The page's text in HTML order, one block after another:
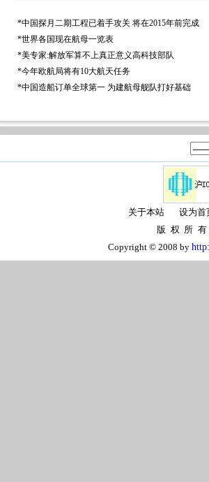
*中国探月二期工程已着手攻关 将在2015年前完成
*世界各国现在航母一览表
*美专家:解放军算不上真正意义高科技部队
*今年欧航局将有10大航天任务
*中国造船订单全球第一 为建航母舰队打好基础